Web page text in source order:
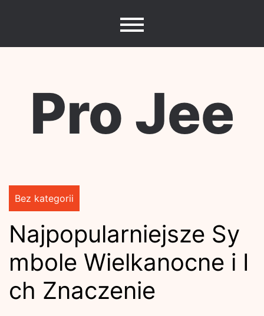
Pro Jee
Bez kategorii
Najpopularniejsze Sy
mbole Wielkanocne i I
ch Znaczenie